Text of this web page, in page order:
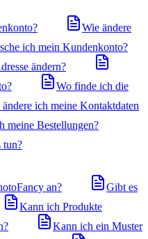
Wie ändere
ich mein Kundenkonto?
ändern?
Wo finde ich die
ändere ich meine Kontaktdaten
meine Bestellungen?
tun?
an?
Gibt es
Kann ich Produkte
Kann ich ein Muster